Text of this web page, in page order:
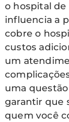
o hospital
influencia a
cobre o
custos
um
uma
garantir que
quem você